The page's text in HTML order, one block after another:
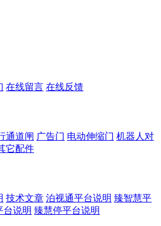
在线留言 在线反馈
通道闸 广告门 电动伸缩门 机器人对
它配件
技术文章 泊视通平台说明 臻智慧平
台说明 臻慧停平台说明